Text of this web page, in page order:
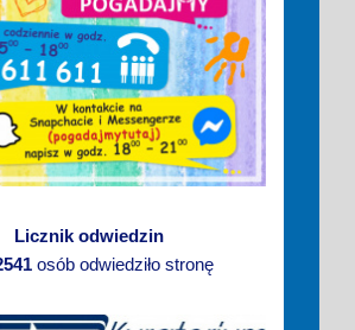
Licznik odwiedzin
osób odwiedziło stronę